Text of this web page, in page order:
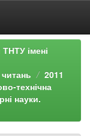
імені
2011
технічна
науки.